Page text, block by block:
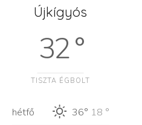
Újkígyós
32 °
TISZTA ÉGBOLT
hétfő 36° 18 °